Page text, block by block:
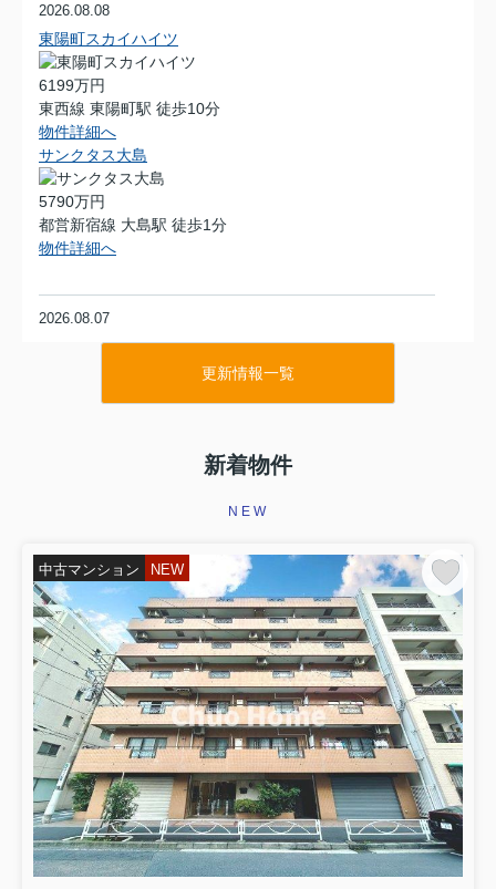
2026.08.08
東陽町スカイハイツ
6199万円
東西線 東陽町駅 徒歩10分
物件詳細へ
サンクタス大島
5790万円
都営新宿線 大島駅 徒歩1分
物件詳細へ
2026.08.07
ライオンズシティ東陽町親水公園
メゾンエクレーレ南千住
物件詳細へ
2026.08.03
日栄マンション
2980万円
総武線 新小岩駅 徒歩5分
物件詳細へ
なぎさニュータウン3号棟
4580万円
京葉線 葛西臨海公園駅 徒歩29分
物件詳細へ
更新情報一覧
新着物件
NEW
中古マンション NEW